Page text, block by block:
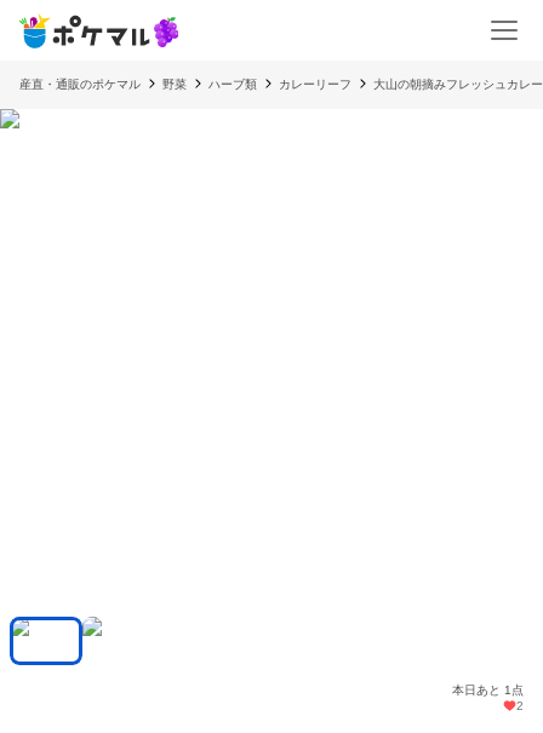
産直・通販のポケマル 野菜 ハーブ類 カレーリーフ 大山の朝摘みフレッシュカレ
本日あと 1点
2